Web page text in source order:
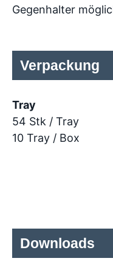
Gegenhalter
Verpackung
Tray
54 Stk / Tray
10 Tray / Box
Downloads